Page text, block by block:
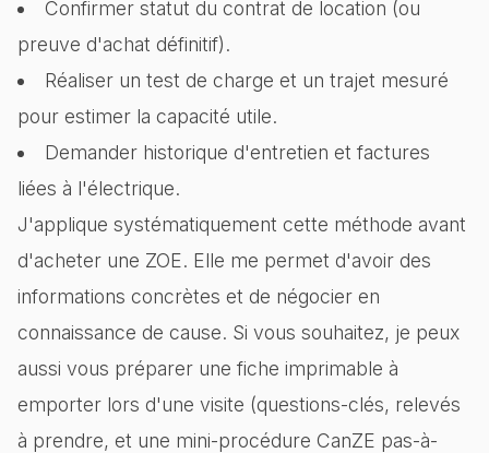
Confirmer statut du contrat de location (ou
preuve d'achat définitif).
Réaliser un test de charge et un trajet mesuré
pour estimer la capacité utile.
Demander historique d'entretien et factures
liées à l'électrique.
J'applique systématiquement cette méthode avant
d'acheter une ZOE. Elle me permet d'avoir des
informations concrètes et de négocier en
connaissance de cause. Si vous souhaitez, je peux
aussi vous préparer une fiche imprimable à
emporter lors d'une visite (questions-clés, relevés
à prendre, et une mini-procédure CanZE pas-à-